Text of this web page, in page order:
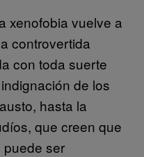
xenofobia vuelve a
controvertida
con toda suerte
de los
hasta la
que creen que
puede ser